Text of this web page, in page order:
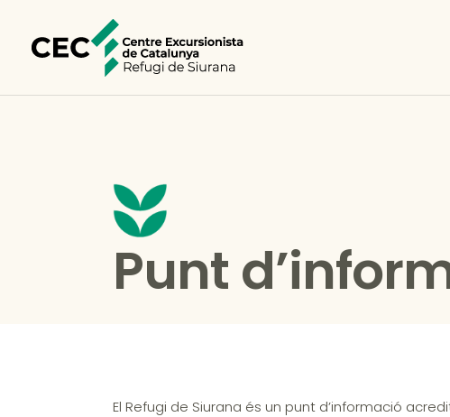
Punt
El Refugi de Siurana és un punt d’informació